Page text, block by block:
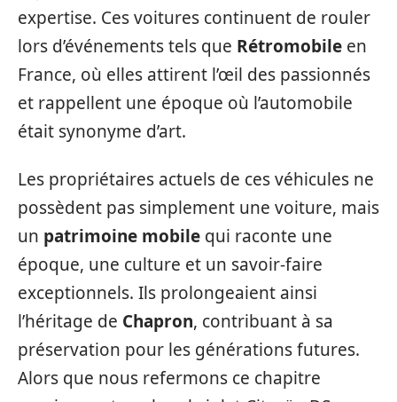
expertise. Ces voitures continuent de rouler
lors d’événements tels que Rétromobile en
France, où elles attirent l’œil des passionnés
et rappellent une époque où l’automobile
était synonyme d’art.
Les propriétaires actuels de ces véhicules ne
possèdent pas simplement une voiture, mais
un patrimoine mobile qui raconte une
époque, une culture et un savoir-faire
exceptionnels. Ils prolongeaient ainsi
l’héritage de Chapron, contribuant à sa
préservation pour les générations futures.
Alors que nous refermons ce chapitre